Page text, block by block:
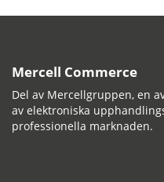
Mercell Commerce
Del av Mercellgruppen, en
av elektroniska
professionella marknaden.